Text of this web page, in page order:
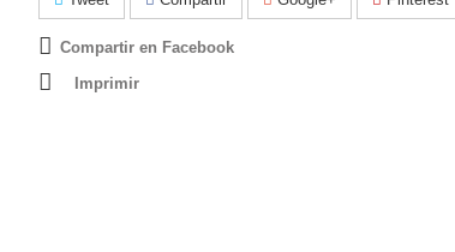
Compartir en Facebook
Imprimir